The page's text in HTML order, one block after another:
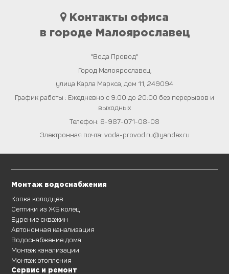
Контакты офиса
в городе Малоярославец
"Вода Провод"
Город Малоярославец
улица Карла Маркса, дом 11 249094
График работы : Ежедневно с 9:00 до 20:00 без перерывов и
выходных
Телефон: 8-987-071-08-08
Электронная почта: voda-provod.ru@yandex.ru
Монтаж водоснабжения
Копка колодцев
Септики из ЖБ колец
Бурение скважин
Автономная канализация
Водоснабжение дома
Монтаж канализации
Монтаж отопления
Сервис и ремонт